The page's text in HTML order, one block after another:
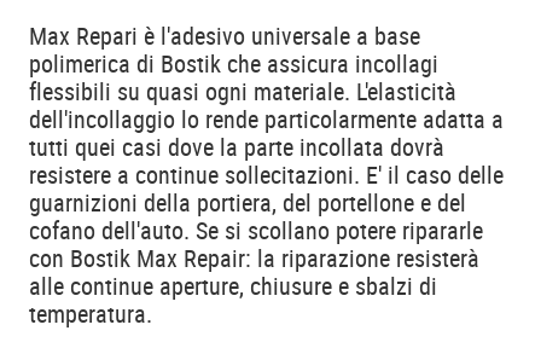
Max Repari è l'adesivo universale a base
polimerica di Bostik che assicura incollagi
flessibili su quasi ogni materiale. L'elasticità
dell'incollaggio lo rende particolarmente adatta a
tutti quei casi dove la parte incollata dovrà
resistere a continue sollecitazioni. E' il caso delle
guarnizioni della portiera, del portellone e del
cofano dell'auto. Se si scollano potere ripararle
con Bostik Max Repair: la riparazione resisterà
alle continue aperture, chiusure e sbalzi di
temperatura.